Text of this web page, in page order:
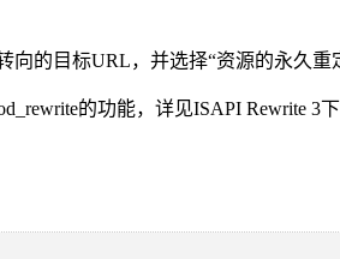
的目标URL，并选择“资源的永久重
的功能，详见ISAPI Rewrite 3下